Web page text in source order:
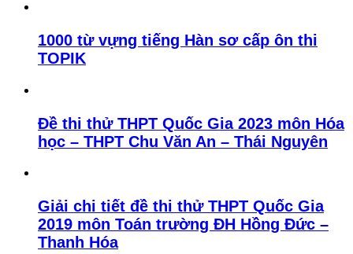
1000 từ vựng tiếng Hàn sơ cấp ôn thi
TOPIK
Đề thi thử THPT Quốc Gia 2023 môn Hóa
học – THPT Chu Văn An – Thái Nguyên
Giải chi tiết đề thi thử THPT Quốc Gia
2019 môn Toán trường ĐH Hồng Đức –
Thanh Hóa